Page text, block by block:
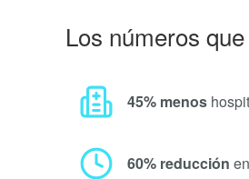
Los números
45% menos
60% reducción